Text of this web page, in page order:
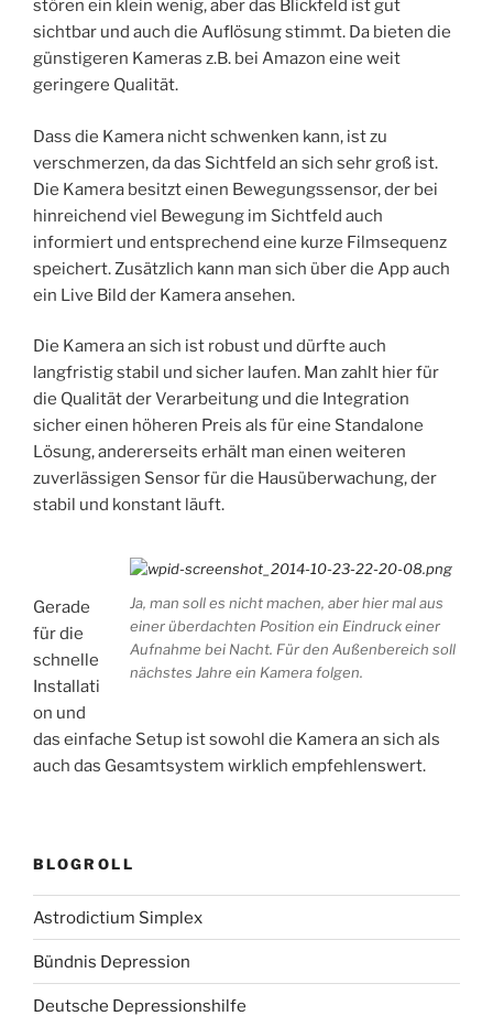
stören ein klein wenig, aber das Blickfeld ist gut
sichtbar und auch die Auflösung stimmt. Da bieten die
günstigeren Kameras z.B. bei Amazon eine weit
geringere Qualität.
Dass die Kamera nicht schwenken kann, ist zu
verschmerzen, da das Sichtfeld an sich sehr groß ist.
Die Kamera besitzt einen Bewegungssensor, der bei
hinreichend viel Bewegung im Sichtfeld auch
informiert und entsprechend eine kurze Filmsequenz
speichert. Zusätzlich kann man sich über die App auch
ein Live Bild der Kamera ansehen.
Die Kamera an sich ist robust und dürfte auch
langfristig stabil und sicher laufen. Man zahlt hier für
die Qualität der Verarbeitung und die Integration
sicher einen höheren Preis als für eine Standalone
Lösung, andererseits erhält man einen weiteren
zuverlässigen Sensor für die Hausüberwachung, der
stabil und konstant läuft.
Ja, man soll es nicht machen, aber hier mal aus
einer überdachten Position ein Eindruck einer
Aufnahme bei Nacht. Für den Außenbereich soll
nächstes Jahre ein Kamera folgen.
Gerade
für die
schnelle
Installati
on und
das einfache Setup ist sowohl die Kamera an sich als
auch das Gesamtsystem wirklich empfehlenswert.
BLOGROLL
Astrodictium Simplex
Bündnis Depression
Deutsche Depressionshilfe